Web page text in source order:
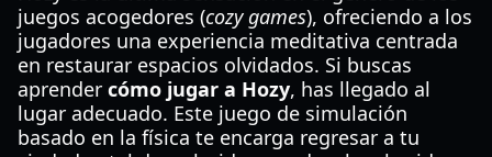
juegos acogedores (cozy games), ofreciendo a los
jugadores una experiencia meditativa centrada
en restaurar espacios olvidados. Si buscas
aprender cómo jugar a Hozy, has llegado al
lugar adecuado. Este juego de simulación
basado en la física te encarga regresar a tu